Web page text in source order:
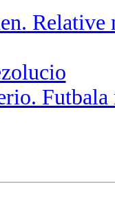
Relative